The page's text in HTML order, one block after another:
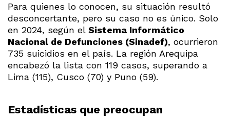
Para quienes lo conocen, su situación resultó
desconcertante, pero su caso no es único. Solo
en 2024, según el Sistema Informático
Nacional de Defunciones (Sinadef), ocurrieron
735 suicidios en el país. La región Arequipa
encabezó la lista con 119 casos, superando a
Lima (115), Cusco (70) y Puno (59).
Estadísticas que preocupan